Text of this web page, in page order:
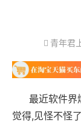
青年君
最近软件界
觉得,见怪不怪